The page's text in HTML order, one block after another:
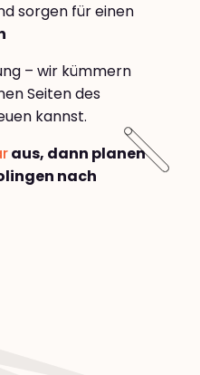
sorgen für einen
– wir kümmern
Seiten des
kannst.
aus, dann planen
nach